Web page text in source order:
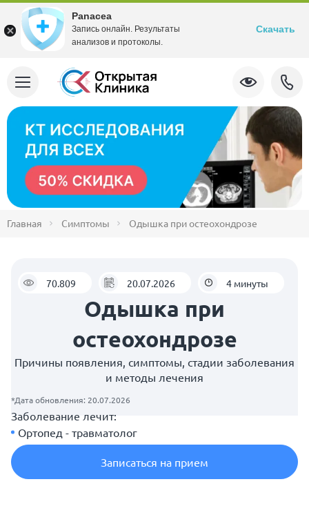
Главная Симптомы Одышка при остеохондрозе
70.809 20.07.2026 4 минуты
Одышка при
остеохондрозе
Причины появления, симптомы, стадии заболевания
и методы лечения
*Дата обновления: 20.07.2026
Заболевание лечит:
Ортопед - травматолог
Записаться на прием
Panacea
Запись онлайн. Результаты
анализов и протоколы.
Скачать